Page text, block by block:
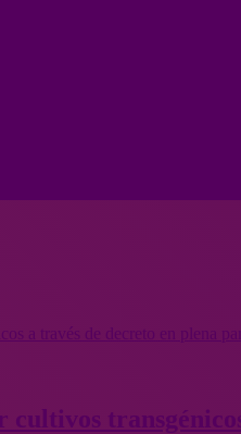
a través de decreto en plena